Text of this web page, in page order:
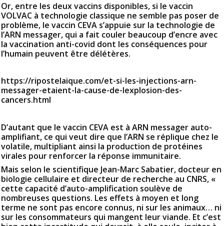
Or, entre les deux vaccins disponibles, si le vaccin
VOLVAC à technologie classique ne semble pas poser de
problème, le vaccin CEVA s’appuie sur la technologie de
l’ARN messager, qui a fait couler beaucoup d’encre avec
la vaccination anti-covid dont les conséquences pour
l’humain peuvent être délétères.
https://ripostelaique.com/et-si-les-injections-arn-
messager-etaient-la-cause-de-lexplosion-des-
cancers.html
D’autant que le vaccin CEVA est à ARN messager auto-
amplifiant, ce qui veut dire que l’ARN se réplique chez le
volatile, multipliant ainsi la production de protéines
virales pour renforcer la réponse immunitaire.
Mais selon le scientifique Jean-Marc Sabatier, docteur en
biologie cellulaire et directeur de recherche au CNRS, «
cette capacité d’auto-amplification soulève de
nombreuses questions. Les effets à moyen et long
terme ne sont pas encore connus, ni sur les animaux… ni
sur les consommateurs qui mangent leur viande. Et c’est